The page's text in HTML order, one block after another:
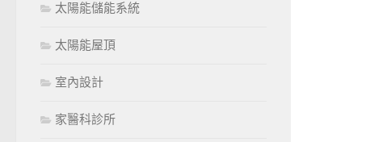
太陽能儲能系統
太陽能屋頂
室內設計
家醫科診所